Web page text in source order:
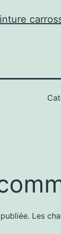
Les